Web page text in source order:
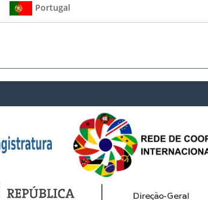
Portugal